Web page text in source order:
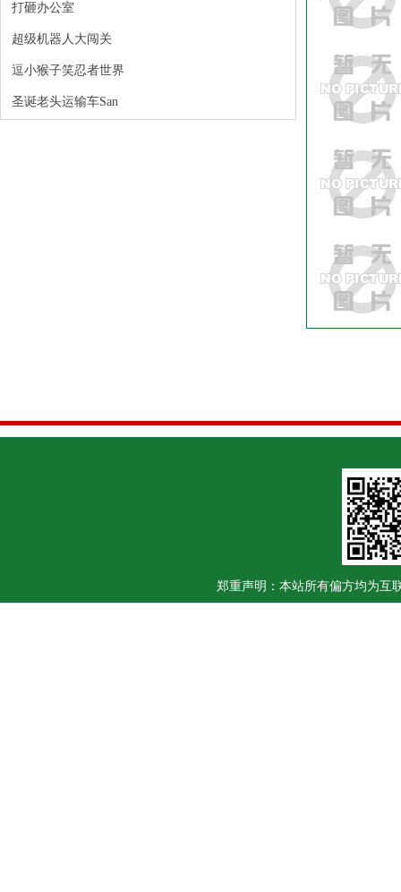
打砸办公室
超级机器人大闯关
逗小猴子笑忍者世界
圣诞老头运输车San
郑重声明：本站所有偏方均为互